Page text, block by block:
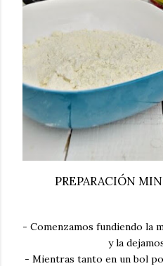
PREPARACIÓN
- Comenzamos fundiendo la
y la
- Mientras tanto en un bol